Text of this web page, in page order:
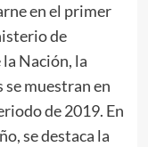
en el primer
de
Nación, la
se muestran en
de 2019. En
se destaca la